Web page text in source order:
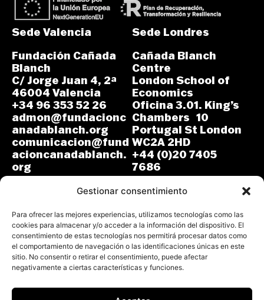
Gestionar consentimiento
Para ofrecer las mejores experiencias, utilizamos tecnologías como las
cookies para almacenar y/o acceder a la información del dispositivo. El
consentimiento de estas tecnologías nos permitirá procesar datos como
el comportamiento de navegación o las identificaciones únicas en este
sitio. No consentir o retirar el consentimiento, puede afectar
negativamente a ciertas características y funciones.
Sede Valencia
Fundación Cañada
Blanch
C/ Jorge Juan 4, 2ª
46004 Valencia
+34 96 353 52 26
admon@fundacionc
anadablanch.org
comunicacion@fund
acioncanadablanch.
org
Sede Londres
Cañada Blanch
Centre
London School of
Economics
Oficina 3.01. King’s
Chambers 10
Portugal St London
WC2A 2HD
+44 (0)20 7405
7686
m.osuna-
vergara@lse.ac.uk